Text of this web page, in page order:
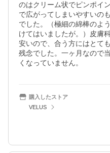
のはクリーム状でピンポイ
で広がってしまいやすいの
でした。（極細の綿棒のよ
けてはいましたが。）皮膚
安いので、合う方にはとて
残念でした。一ヶ月なので
くなっていません。
購入したストア
VELUS